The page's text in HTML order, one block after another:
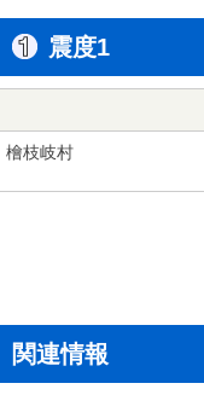
震度1
檜枝岐村
関連情報